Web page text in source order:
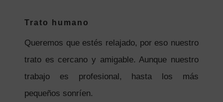
Trato humano
Queremos que estés relajado, por eso nuestro
trato es cercano y amigable. Aunque nuestro
trabajo es profesional, hasta los más
pequeños sonríen.